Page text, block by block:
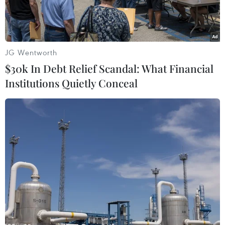
Lực lượng công an kiểm tra số ma túy tổng hợp bị bắt giữ.
Thực hiện kế hoạch cao điểm tấn công trấn áp
tội phạm, đảm bảo an ninh trật tự, bảo vệ Đại
hội lần thứ XIII của Đảng và dịp trước, trong và
sau Tết Nguyên đán Tân Sửu 2021, ngày 16/1,
JG Wentworth
$30k In Debt Relief Scandal: What Financial
Institutions Quietly Conceal